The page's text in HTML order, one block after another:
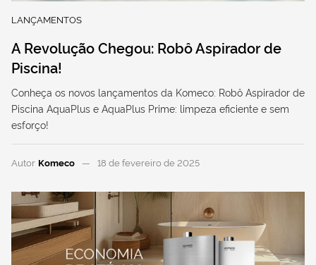
LANÇAMENTOS
A Revolução Chegou: Robô Aspirador de
Piscina!
Conheça os novos lançamentos da Komeco: Robô Aspirador de
Piscina AquaPlus e AquaPlus Prime: limpeza eficiente e sem
esforço!
Autor Komeco 18 de fevereiro de 2025